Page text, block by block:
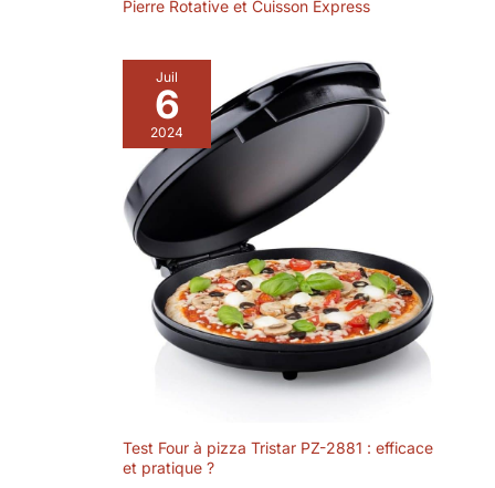
Pierre Rotative et Cuisson Express
Juil
6
2024
Test Four à pizza Tristar PZ-2881 : efficace
et pratique ?